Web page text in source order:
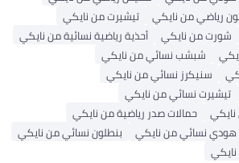
رياضي من نايكي
تيشيرت من نايكي
شورت من نايكي
أحذية رياضية نسائية من نايكي
شبشب نسائي من نايكي
سنيكرز نسائي من نايكي
تيشيرت نسائي من نايكي
حمالات صدر رياضية من نايكي
هودي نسائي من نايكي
بنطلون نسائي من نايكي